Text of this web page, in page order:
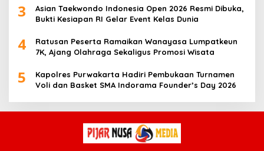
3
Asian Taekwondo Indonesia Open 2026 Resmi Dibuka,
Bukti Kesiapan RI Gelar Event Kelas Dunia
4
Ratusan Peserta Ramaikan Wanayasa Lumpatkeun
7K, Ajang Olahraga Sekaligus Promosi Wisata
5
Kapolres Purwakarta Hadiri Pembukaan Turnamen
Voli dan Basket SMA Indorama Founder’s Day 2026